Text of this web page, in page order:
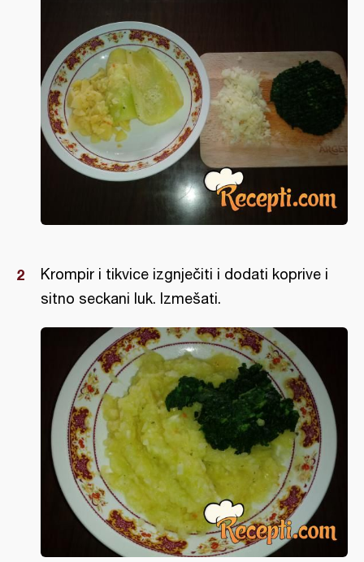
Krompir i tikvice izgnječiti i dodati koprive i
sitno seckani luk. Izmešati.